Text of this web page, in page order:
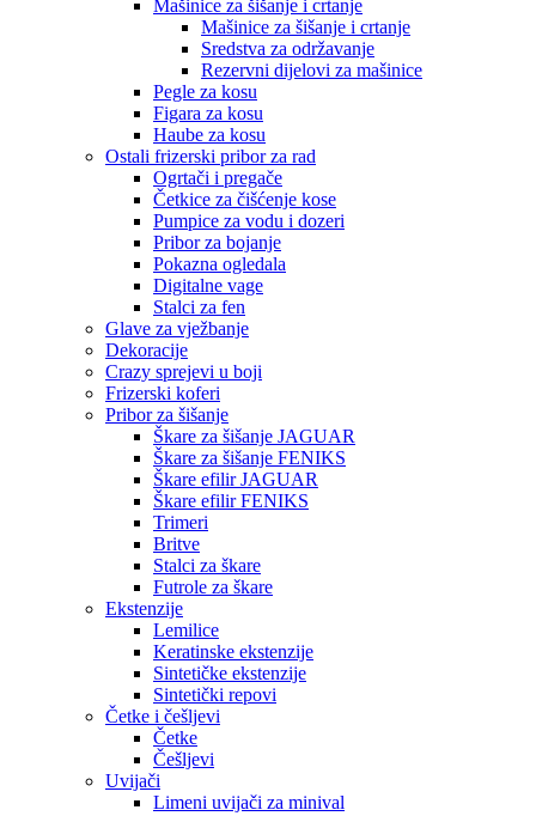
Mašinice za šišanje i crtanje
Mašinice za šišanje i crtanje
Sredstva za održavanje
Rezervni dijelovi za mašinice
Pegle za kosu
Figara za kosu
Haube za kosu
Ostali frizerski pribor za rad
Ogrtači i pregače
Četkice za čišćenje kose
Pumpice za vodu i dozeri
Pribor za bojanje
Pokazna ogledala
Digitalne vage
Stalci za fen
Glave za vježbanje
Dekoracije
Crazy sprejevi u boji
Frizerski koferi
Pribor za šišanje
Škare za šišanje JAGUAR
Škare za šišanje FENIKS
Škare efilir JAGUAR
Škare efilir FENIKS
Trimeri
Britve
Stalci za škare
Futrole za škare
Ekstenzije
Lemilice
Keratinske ekstenzije
Sintetičke ekstenzije
Sintetički repovi
Četke i češljevi
Četke
Češljevi
Uvijači
Limeni uvijači za minival